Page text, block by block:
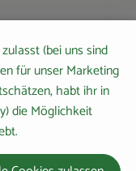
(bei uns sind
für unser Marketing
habt ihr in
die Möglichkeit